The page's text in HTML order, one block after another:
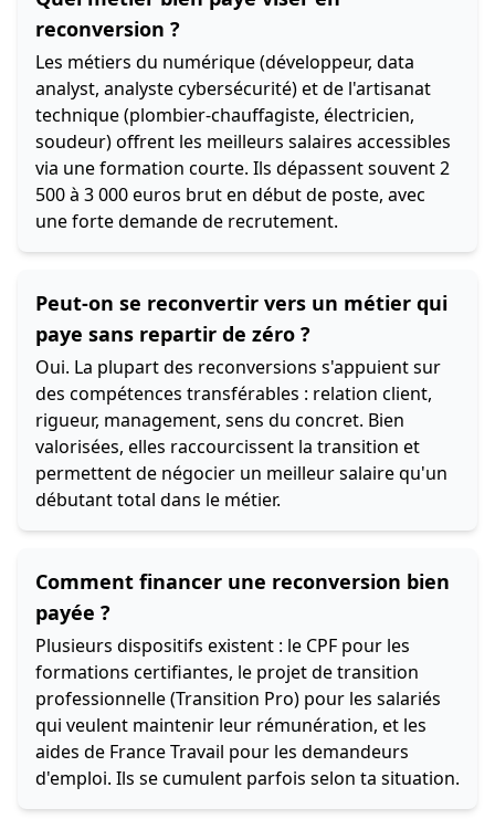
reconversion ?
Les métiers du numérique (développeur, data
analyst, analyste cybersécurité) et de l'artisanat
technique (plombier-chauffagiste, électricien,
soudeur) offrent les meilleurs salaires accessibles
via une formation courte. Ils dépassent souvent 2
500 à 3 000 euros brut en début de poste, avec
une forte demande de recrutement.
Peut-on se reconvertir vers un métier qui
paye sans repartir de zéro ?
Oui. La plupart des reconversions s'appuient sur
des compétences transférables : relation client,
rigueur, management, sens du concret. Bien
valorisées, elles raccourcissent la transition et
permettent de négocier un meilleur salaire qu'un
débutant total dans le métier.
Comment financer une reconversion bien
payée ?
Plusieurs dispositifs existent : le CPF pour les
formations certifiantes, le projet de transition
professionnelle (Transition Pro) pour les salariés
qui veulent maintenir leur rémunération, et les
aides de France Travail pour les demandeurs
d'emploi. Ils se cumulent parfois selon ta situation.